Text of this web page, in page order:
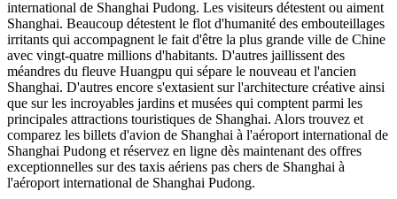
international de Shanghai Pudong. Les visiteurs détestent ou aiment
Shanghai. Beaucoup détestent le flot d'humanité des embouteillages
irritants qui accompagnent le fait d'être la plus grande ville de Chine
avec vingt-quatre millions d'habitants. D'autres jaillissent des
méandres du fleuve Huangpu qui sépare le nouveau et l'ancien
Shanghai. D'autres encore s'extasient sur l'architecture créative ainsi
que sur les incroyables jardins et musées qui comptent parmi les
principales attractions touristiques de Shanghai. Alors trouvez et
comparez les billets d'avion de Shanghai à l'aéroport international de
Shanghai Pudong et réservez en ligne dès maintenant des offres
exceptionnelles sur des taxis aériens pas chers de Shanghai à
l'aéroport international de Shanghai Pudong.